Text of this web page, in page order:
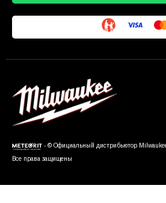
- © Официальный дистрибьютор
Все права защищены